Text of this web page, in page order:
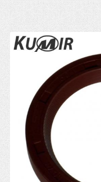
Sajla ručne
Osnovni cilindri
Glavni kočioni cilindar
Gumice kočionog cilindra
Ventil serva
KVAČILO
Viljuska kvacila
Set kvačila
Cilindar kvačila